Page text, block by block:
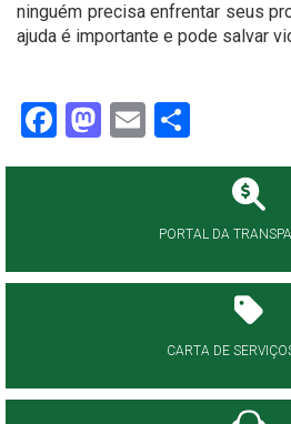
ninguém precisa enfrentar seus
ajuda é importante e pode salvar
Facebook
Mastodon
Email
PORTAL DA
CARTA DE